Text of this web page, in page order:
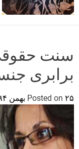
سنت
برابری
Posted on ۲۵ بهمن ۱۳۹۴